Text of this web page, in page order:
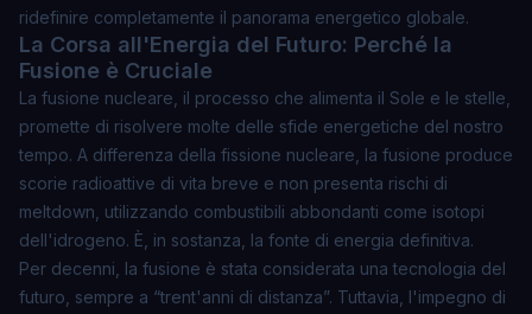
ridefinire completamente il panorama energetico globale.
La Corsa all'Energia del Futuro: Perché la
Fusione è Cruciale
La fusione nucleare, il processo che alimenta il Sole e le stelle,
promette di risolvere molte delle sfide energetiche del nostro
tempo. A differenza della fissione nucleare, la fusione produce
scorie radioattive di vita breve e non presenta rischi di
meltdown, utilizzando combustibili abbondanti come isotopi
dell'idrogeno. È, in sostanza, la fonte di energia definitiva.
Per decenni, la fusione è stata considerata una tecnologia del
futuro, sempre a “trent'anni di distanza”. Tuttavia, l'impegno di